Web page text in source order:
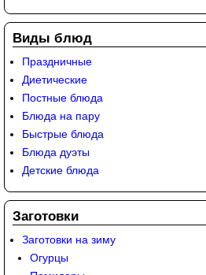
Виды блюд
Праздничные
Диетические
Постные блюда
Блюда на пару
Быстрые блюда
Блюда дуэты
Детские блюда
Заготовки
Заготовки на зиму
Огурцы